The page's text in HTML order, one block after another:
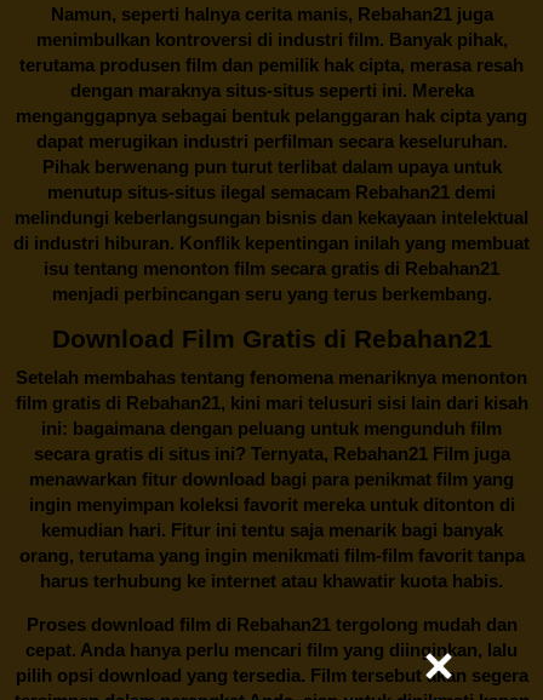
Namun, seperti halnya cerita manis, Rebahan21juga
menimbulkan kontroversi di industri film. Banyak pihak,
terutama produsen film dan pemilik hak cipta, merasa resah
dengan maraknya situs-situs seperti ini. Mereka
menganggapnya sebagai bentuk pelanggaran hak cipta yang
dapat merugikan industri perfilman secara keseluruhan.
Pihak berwenang pun turut terlibat dalam upaya untuk
menutup situs-situs ilegal semacam Rebahan21 demi
melindungi keberlangsungan bisnis dan kekayaan intelektual
di industri hiburan. Konflik kepentingan inilah yang membuat
isu tentang menonton film secara gratis di Rebahan21
menjadi perbincangan seru yang terus berkembang.
Download Film Gratis di Rebahan21
Setelah membahas tentang fenomena menariknya menonton
film gratis di Rebahan21, kini mari telusuri sisi lain dari kisah
ini: bagaimana dengan peluang untuk mengunduh film
secara gratis di situs ini? Ternyata, Rebahan21 Film juga
menawarkan fitur download bagi para penikmat film yang
ingin menyimpan koleksi favorit mereka untuk ditonton di
kemudian hari. Fitur ini tentu saja menarik bagi banyak
orang, terutama yang ingin menikmati film-film favorit tanpa
harus terhubung ke internet atau khawatir kuota habis.
Proses download film di Rebahan21tergolong mudah dan
cepat. Anda hanya perlu mencari film yang diinginkan, lalu
pilih opsi download yang tersedia. Film tersebut akan segera